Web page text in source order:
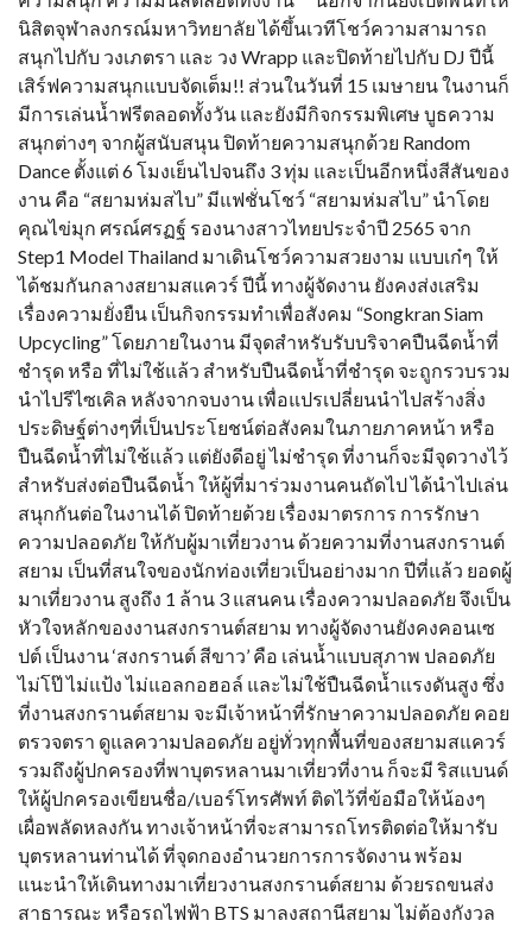
นิสิตจุฬาลงกรณ์มหาวิทยาลัย ได้ขึ้นเวทีโชว์ความสามารถ
สนุกไปกับ วงเภตรา และ วง Wrapp และปิดท้ายไปกับ DJ ปีนี้
เสิร์ฟความสนุกแบบจัดเต็ม!! ส่วนในวันที่ 15 เมษายน ในงานก็
มีการเล่นน้ำฟรีตลอดทั้งวัน และยังมีกิจกรรมพิเศษ บูธความ
สนุกต่างๆ จากผู้สนับสนุน ปิดท้ายความสนุกด้วย Random
Dance ตั้งแต่ 6 โมงเย็นไปจนถึง 3 ทุ่ม และเป็นอีกหนึ่งสีสันของ
งาน คือ “สยามห่มสไบ” มีแฟชั่นโชว์ “สยามห่มสไบ” นำโดย
คุณไข่มุก ศรณ์ศรฏฐ์ รองนางสาวไทยประจำปี 2565 จาก
Step1 Model Thailand มาเดินโชว์ความสวยงาม แบบเก๋ๆ ให้
ได้ชมกันกลางสยามสแควร์ ปีนี้ ทางผู้จัดงาน ยังคงส่งเสริม
เรื่องความยั่งยืน เป็นกิจกรรมทำเพื่อสังคม “Songkran Siam
Upcycling” โดยภายในงาน มีจุดสำหรับรับบริจาคปืนฉีดน้ำที่
ชำรุด หรือ ที่ไม่ใช้แล้ว สำหรับปืนฉีดน้ำที่ชำรุด จะถูกรวบรวม
นำไปรีไซเคิล หลังจากจบงาน เพื่อแปรเปลี่ยนนำไปสร้างสิ่ง
ประดิษฐ์ต่างๆที่เป็นประโยชน์ต่อสังคมในภายภาคหน้า หรือ
ปืนฉีดน้ำที่ไม่ใช้แล้ว แต่ยังดีอยู่ ไม่ชำรุด ที่งานก็จะมีจุดวางไว้
สำหรับส่งต่อปืนฉีดน้ำ ให้ผู้ที่มาร่วมงานคนถัดไป ได้นำไปเล่น
สนุกกันต่อในงานได้ ปิดท้ายด้วย เรื่องมาตรการ การรักษา
ความปลอดภัย ให้กับผู้มาเที่ยวงาน ด้วยความที่งานสงกรานต์
สยาม เป็นที่สนใจของนักท่องเที่ยวเป็นอย่างมาก ปีที่แล้ว ยอดผู้
มาเที่ยวงาน สูงถึง 1 ล้าน 3 แสนคน เรื่องความปลอดภัย จึงเป็น
หัวใจหลักของงานสงกรานต์สยาม ทางผู้จัดงานยังคงคอนเซ
ปต์ เป็นงาน ‘สงกรานต์ สีขาว’ คือ เล่นน้ำแบบสุภาพ ปลอดภัย
ไม่โป๊ ไม่แป้ง ไม่แอลกอฮอล์ และไม่ใช้ปืนฉีดน้ำแรงดันสูง ซึ่ง
ที่งานสงกรานต์สยาม จะมีเจ้าหน้าที่รักษาความปลอดภัย คอย
ตรวจตรา ดูแลความปลอดภัย อยู่ทั่วทุกพื้นที่ของสยามสแควร์
รวมถึงผู้ปกครองที่พาบุตรหลานมาเที่ยวที่งาน ก็จะมี ริสแบนด์
ให้ผู้ปกครองเขียนชื่อ/เบอร์โทรศัพท์ ติดไว้ที่ข้อมือให้น้องๆ
เผื่อพลัดหลงกัน ทางเจ้าหน้าที่จะสามารถโทรติดต่อให้มารับ
บุตรหลานท่านได้ ที่จุดกองอำนวยการการจัดงาน พร้อม
แนะนำให้เดินทางมาเที่ยวงานสงกรานต์สยาม ด้วยรถขนส่ง
สาธารณะ หรือรถไฟฟ้า BTS มาลงสถานีสยาม ไม่ต้องกังวล